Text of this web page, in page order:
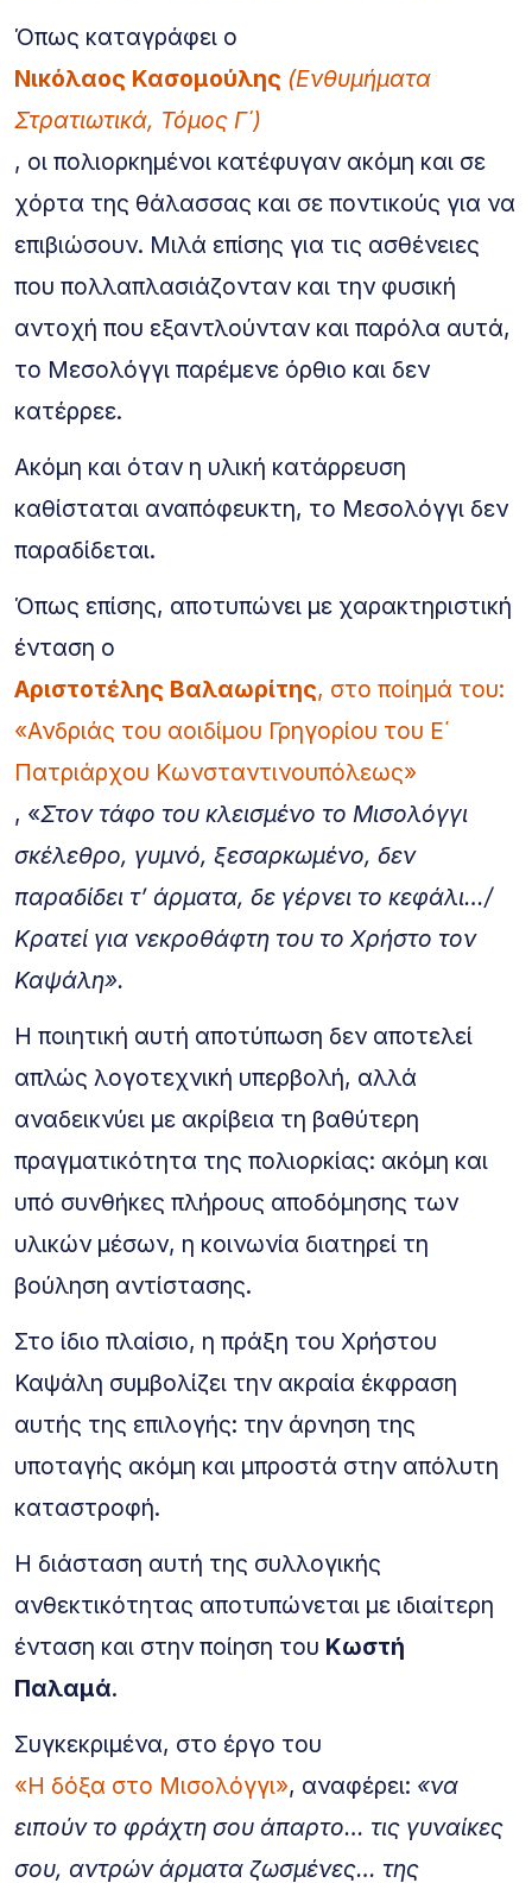
Όπως καταγράφει ο
Νικόλαος Κασομούλης (Ενθυμήματα
Στρατιωτικά, Τόμος Γ΄)
, οι πολιορκημένοι κατέφυγαν ακόμη και σε
χόρτα της θάλασσας και σε ποντικούς για να
επιβιώσουν. Μιλά επίσης για τις ασθένειες
που πολλαπλασιάζονταν και την φυσική
αντοχή που εξαντλούνταν και παρόλα αυτά,
το Μεσολόγγι παρέμενε όρθιο και δεν
κατέρρεε.
Ακόμη και όταν η υλική κατάρρευση
καθίσταται αναπόφευκτη, το Μεσολόγγι δεν
παραδίδεται.
Όπως επίσης, αποτυπώνει με χαρακτηριστική
ένταση ο
Αριστοτέλης Βαλαωρίτης, στο ποίημά του:
«Ανδριάς του αοιδίμου Γρηγορίου του Ε΄
Πατριάρχου Κωνσταντινουπόλεως»
, «Στον τάφο του κλεισμένο το Μισολόγγι
σκέλεθρο, γυμνό, ξεσαρκωμένο, δεν
παραδίδει τ’ άρματα, δε γέρνει το κεφάλι…/
Κρατεί για νεκροθάφτη του το Χρήστο τον
Καψάλη».
Η ποιητική αυτή αποτύπωση δεν αποτελεί
απλώς λογοτεχνική υπερβολή, αλλά
αναδεικνύει με ακρίβεια τη βαθύτερη
πραγματικότητα της πολιορκίας: ακόμη και
υπό συνθήκες πλήρους αποδόμησης των
υλικών μέσων, η κοινωνία διατηρεί τη
βούληση αντίστασης.
Στο ίδιο πλαίσιο, η πράξη του Χρήστου
Καψάλη συμβολίζει την ακραία έκφραση
αυτής της επιλογής: την άρνηση της
υποταγής ακόμη και μπροστά στην απόλυτη
καταστροφή.
Η διάσταση αυτή της συλλογικής
ανθεκτικότητας αποτυπώνεται με ιδιαίτερη
ένταση και στην ποίηση του Κωστή
Παλαμά.
Συγκεκριμένα, στο έργο του
«Η δόξα στο Μισολόγγι», αναφέρει: «να
ειπούν το φράχτη σου άπαρτο… τις γυναίκες
σου, αντρών άρματα ζωσμένες… της